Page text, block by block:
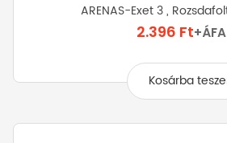
ARENAS-Exet 3 ,
2.396 Ft+ÁFA
Kosárba